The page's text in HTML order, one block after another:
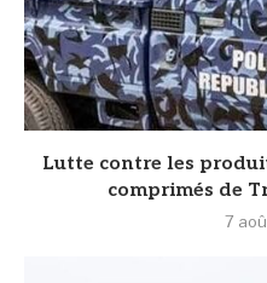
Lutte contre les
comprimés de
7